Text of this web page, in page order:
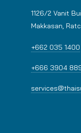
1126/2 Vanit
Makkasan,
+662 035 1400
+666 3904